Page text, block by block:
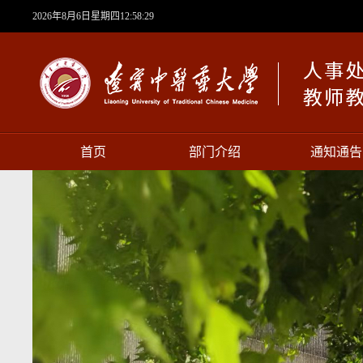
2026年8月6日星期四12:58:29
首页 部门介绍 通知通告